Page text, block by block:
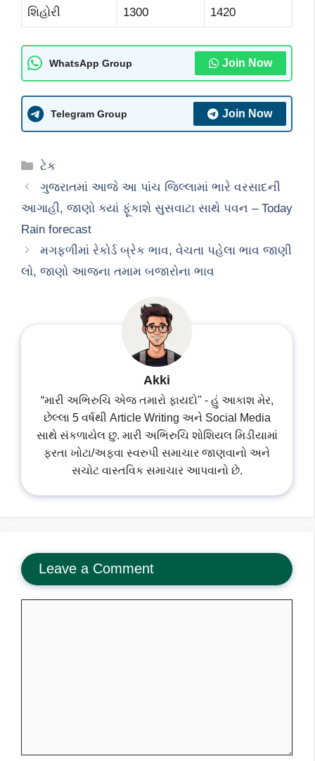
શિહોરી 1300 1420
WhatsApp Group Join Now
Telegram Group Join Now
Categories
ટેક
ગુજરાતમાં આજે આ પાંચ જિલ્લામાં ભારે વરસાદની
આગાહી, જાણો ક્યાં ફૂંકાશે સુસવાટા સાથે પવન – Today
Rain forecast
મગફળીમાં રેકોર્ડ બ્રેક ભાવ, વેચતા પહેલા ભાવ જાણી
લો, જાણો આજના તમામ બજારોના ભાવ
Akki
“મારી અભિરુચિ એજ તમારો ફાયદો" - હું આકાશ મેર,
છેલ્લા 5 વર્ષથી Article Writing અને Social Media
સાથે સંકળાયેલ છુ. મારી અભિરુચિ શોશિયલ મિડીયામાં
ફરતા ખોટા/અફવા સ્વરુપી સમાચાર જાણવાનો અને
સચોટ વાસ્તવિક સમાચાર આપવાનો છે.
Leave a Comment